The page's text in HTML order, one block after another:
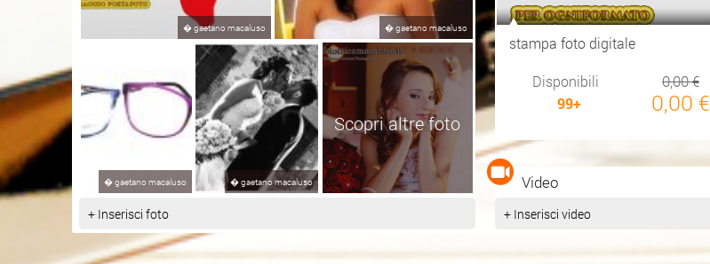
�gaetano macaluso �gaetano macaluso
� gaetano macaluso �gaetano macaluso
Scopri altre foto
+ Inserisci foto
stampa foto digitale
Disponibili
99+
0,00 €
0,00 €
Video
+ Inserisci video